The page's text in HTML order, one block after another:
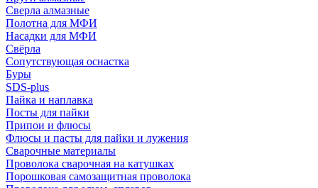
Сверла алмазные
Полотна для МФИ
Насадки для МФИ
Свёрла
Сопутствующая оснастка
Буры
SDS-plus
Пайка и наплавка
Посты для пайки
Припои и флюсы
Флюсы и пасты для пайки и лужения
Сварочные материалы
Проволока сварочная на катушках
Порошковая самозащитная проволока